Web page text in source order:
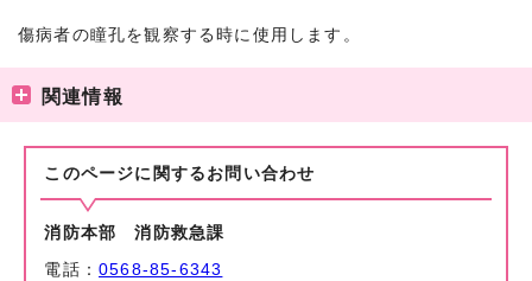
傷病者の瞳孔を観察する時に使用します。
関連情報
このページに関する お問い合わせ
消防本部 消防救急課
電話：0568-85-6343